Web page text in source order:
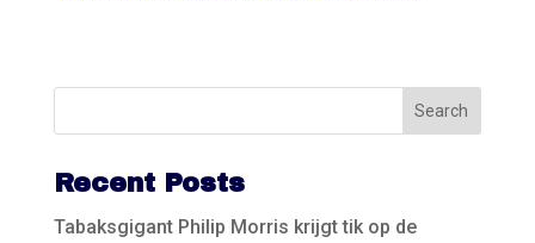
Recent Posts
Tabaksgigant Philip Morris krijgt tik op de